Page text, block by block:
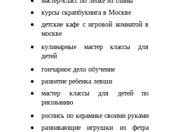
курсы скрапбукинга в Москве
детские кафе с игровой комнатой в
москве
кулинарные мастер классы для
детей
гончарное дело обучение
развитие ребенка левши
мастер классы для детей по
рисованию
роспись по керамике своими руками
развивающие игрушки из фетра